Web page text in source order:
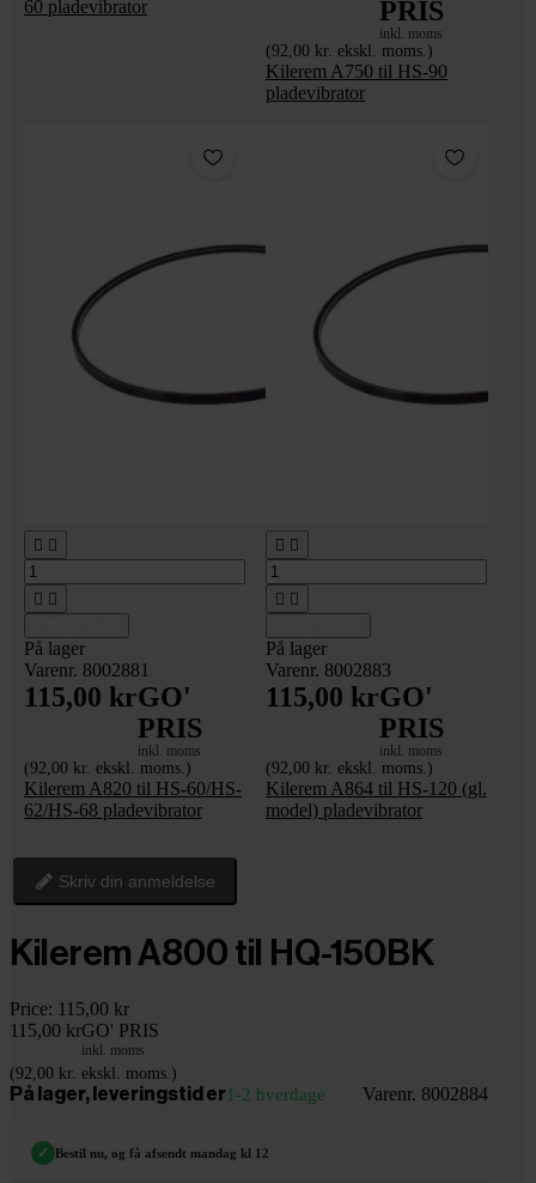
60 pladevibrator PRIS
inkl. moms
(92,00 kr. ekskl. moms.)
Kilerem A750 til HS-90
pladevibrator
 
 
På lager
Varenr. 8002881
115,00 krGO'
PRIS
inkl. moms
(92,00 kr. ekskl. moms.)
Kilerem A820 til HS-60/HS-
62/HS-68 pladevibrator
 
 
På lager
Varenr. 8002883
115,00 krGO'
PRIS
inkl. moms
(92,00 kr. ekskl. moms.)
Kilerem A864 til HS-120 (gl.
model) pladevibrator
Skriv din anmeldelse
Kilerem A800 til HQ-150BK
Price: 115,00 kr
115,00 krGO' PRIS
inkl. moms
(92,00 kr. ekskl. moms.)
På lager, leveringstid er1-2 hverdage Varenr. 8002884
✓ Bestil nu, og få afsendt mandag kl 12